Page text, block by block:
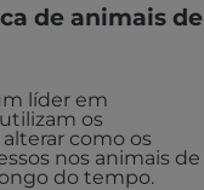
de animais de
líder em
os
como os
nos animais de
do tempo.